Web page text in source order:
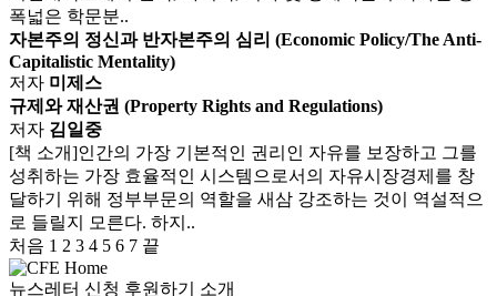
폭넓은 학문분..
자본주의 정신과 반자본주의 심리 (Economic Policy/The Anti-
Capitalistic Mentality)
저자 미제스
규제와 재산권 (Property Rights and Regulations)
저자 김일중
[책 소개]인간의 가장 기본적인 권리인 자유를 보장하고 그를
성취하는 가장 효율적인 시스템으로서의 자유시장경제를 창
달하기 위해 정부부문의 역할을 새삼 강조하는 것이 역설적으
로 들릴지 모른다. 하지..
처음 1 2 3 4 5 6 7 끝
뉴스레터 신청 후원하기 소개